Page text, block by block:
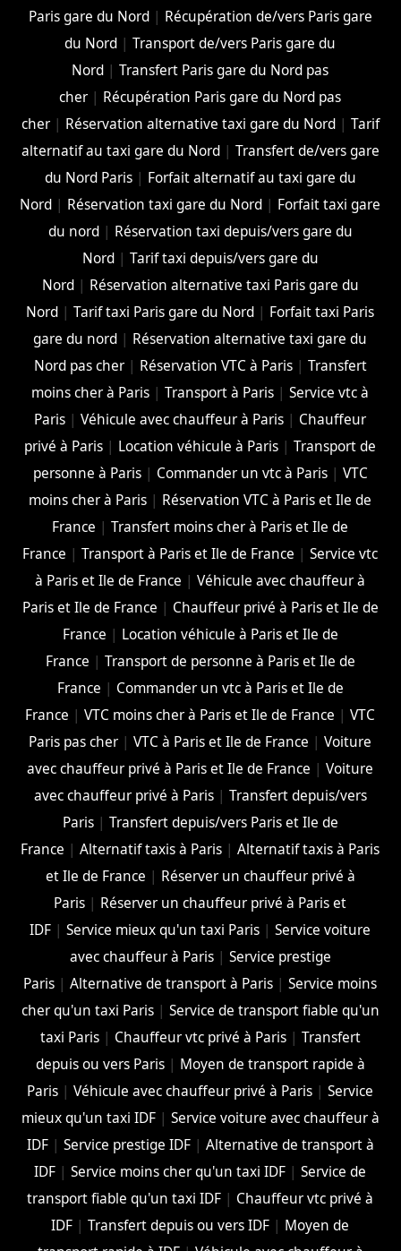
Paris gare du Nord| Récupération de/vers Paris gare
du Nord |Transport de/vers Paris gare du
Nord |Transfert Paris gare du Nord pas
cher | Récupération Paris gare du Nord pas
cher| Réservation alternative taxi gare du Nord| Tarif
alternatif au taxi gare du Nord| Transfert de/vers gare
du Nord Paris| Forfait alternatif au taxi gare du
Nord | Réservation taxi gare du Nord | Forfait taxi gare
du nord| Réservation taxi depuis/vers gare du
Nord| Tarif taxi depuis/vers gare du
Nord| Réservation alternative taxi Paris gare du
Nord |Tarif taxi Paris gare du Nord | Forfait taxi Paris
gare du nord | Réservation alternative taxi gare du
Nord pas cher| Réservation VTC à Paris| Transfert
moins cher à Paris |Transport à Paris |Service vtc à
Paris |Véhicule avec chauffeur à Paris | Chauffeur
privé à Paris | Location véhicule à Paris |Transport de
personne à Paris| Commander un vtc à Paris| VTC
moins cher à Paris | Réservation VTC à Paris et Ile de
France |Transfert moins cher à Paris et Ile de
France |Transport à Paris et Ile de France |Service vtc
à Paris et Ile de France |Véhicule avec chauffeur à
Paris et Ile de France | Chauffeur privé à Paris et Ile de
France | Location véhicule à Paris et Ile de
France | Transport de personne à Paris et Ile de
France | Commander un vtc à Paris et Ile de
France |VTC moins cher à Paris et Ile de France |VTC
Paris pas cher |VTC à Paris et Ile de France |Voiture
avec chauffeur privé à Paris et Ile de France |Voiture
avec chauffeur privé à Paris| Transfert depuis/vers
Paris| Transfert depuis/vers Paris et Ile de
France |Alternatif taxis à Paris |Alternatif taxis à Paris
et Ile de France | Réserver un chauffeur privé à
Paris | Réserver un chauffeur privé à Paris et
IDF |Service mieux qu'un taxi Paris |Service voiture
avec chauffeur à Paris| Service prestige
Paris |Alternative de transport à Paris |Service moins
cher qu'un taxi Paris| Service de transport fiable qu'un
taxi Paris| Chauffeur vtc privé à Paris| Transfert
depuis ou vers Paris| Moyen de transport rapide à
Paris |Véhicule avec chauffeur privé à Paris |Service
mieux qu'un taxi IDF| Service voiture avec chauffeur à
IDF| Service prestige IDF| Alternative de transport à
IDF |Service moins cher qu'un taxi IDF |Service de
transport fiable qu'un taxi IDF | Chauffeur vtc privé à
IDF |Transfert depuis ou vers IDF | Moyen de